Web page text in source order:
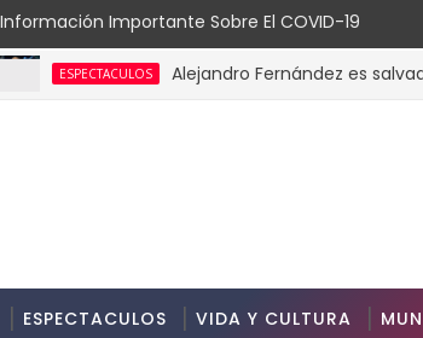
Sobre El COVID-19
ESPECTACULOS Alejandro Fernández es salvado por
ESPECTACULOS VIDA Y CULTURA